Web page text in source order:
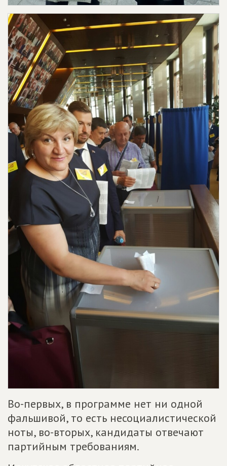
Во-первых, в программе нет ни одной
фальшивой, то есть несоциалистической
ноты, во-вторых, кандидаты отвечают
партийным требованиям.